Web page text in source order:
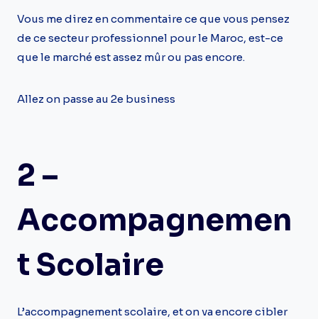
Vous me direz en commentaire ce que vous pensez
de ce secteur professionnel pour le Maroc, est-ce
que le marché est assez mûr ou pas encore.
Allez on passe au 2e business
2 –
Accompagnemen
T Scolaire
L’accompagnement scolaire, et on va encore cibler